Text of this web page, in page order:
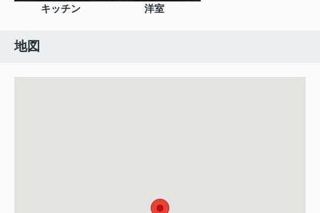
キッチン 洋室
地図